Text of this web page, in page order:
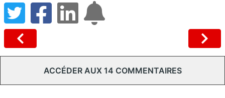
ACCÉDER AUX 14 COMMENTAIRES